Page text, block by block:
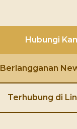
Hubungi
Berlangganan
Terhubung di